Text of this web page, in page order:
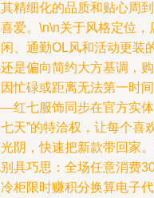
精细化的品质和贴心周
爱。\n\n关于风格定位
、通勤OL风和活动更装
是偏向简约大方基调，
忙碌或距离无法第一时
红七服饰同步在官方实体
天”的特洽权，让每个喜
阴，快速把新款带回家
具巧思：全场任意消费
柜限时赚积分换算电子